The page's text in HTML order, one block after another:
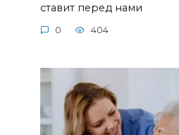
ставит перед нами
0 404